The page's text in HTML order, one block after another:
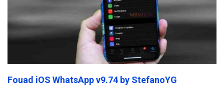
Fouad iOS WhatsApp v9.74 by StefanoYG